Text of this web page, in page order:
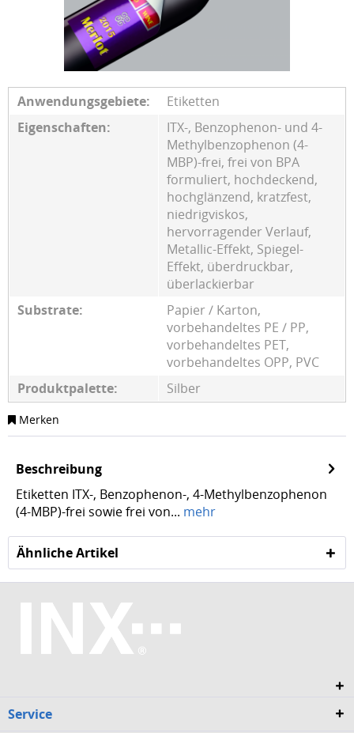
Anwendungsgebiete:
Etiketten
Eigenschaften:
ITX-, Benzophenon- und 4-
Methylbenzophenon (4-
MBP)-frei, frei von BPA
formuliert, hochdeckend,
hochglänzend, kratzfest,
niedrigviskos,
hervorragender Verlauf,
Metallic-Effekt, Spiegel-
Effekt, überdruckbar,
überlackierbar
Substrate:
Papier / Karton,
vorbehandeltes PE / PP,
vorbehandeltes PET,
vorbehandeltes OPP, PVC
Produktpalette:
Silber
Merken
Beschreibung
Etiketten ITX-, Benzophenon-, 4-Methylbenzophenon
(4-MBP)-frei sowie frei von... mehr
Ähnliche Artikel
Service